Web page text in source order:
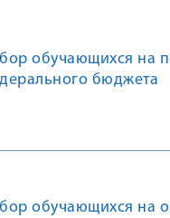
обучающихся на
бюджета
обучающихся на